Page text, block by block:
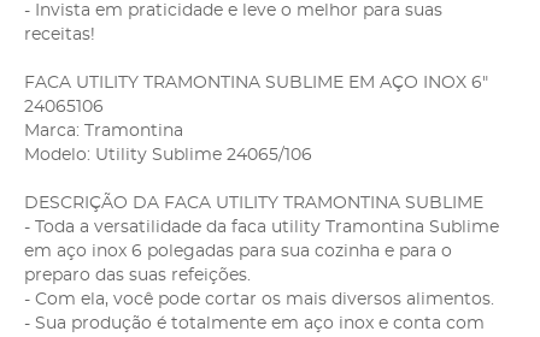
- Invista em praticidade e leve o melhor para suas
receitas!
FACA UTILITY TRAMONTINA SUBLIME EM AÇO INOX 6"
24065106
Marca: Tramontina
Modelo: Utility Sublime 24065/106
DESCRIÇÃO DA FACA UTILITY TRAMONTINA SUBLIME
- Toda a versatilidade da faca utility Tramontina Sublime
em aço inox 6 polegadas para sua cozinha e para o
preparo das suas refeições.
- Com ela, você pode cortar os mais diversos alimentos.
- Sua produção é totalmente em aço inox e conta com